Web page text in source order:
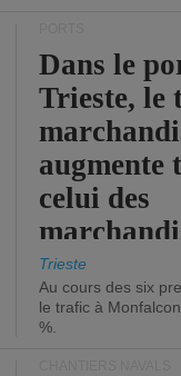
Dans le
Trieste, le
augmente
celui des
diminue.
Trieste
Au cours des six
le trafic à
%.